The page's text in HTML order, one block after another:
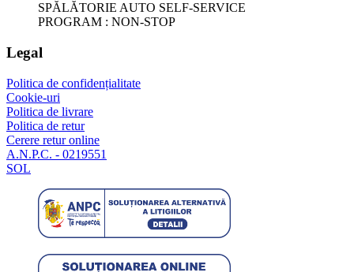
SPĂLĂTORIE AUTO SELF-SERVICE
PROGRAM : NON-STOP
Legal
Politica de confidențialitate
Cookie-uri
Politica de livrare
Politica de retur
Cerere retur online
A.N.P.C. - 0219551
SOL